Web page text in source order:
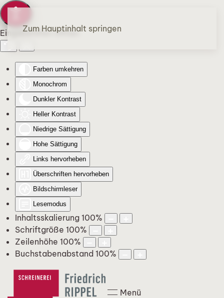
Eingabehilfen öffnen
Farben umkehren
Monochrom
Dunkler Kontrast
Heller Kontrast
Niedrige Sättigung
Hohe Sättigung
Links hervorheben
Überschriften hervorheben
Bildschirmleser
Lesemodus
Inhaltsskalierung 100%
Schriftgröße 100%
Zeilenhöhe 100%
Buchstabenabstand 100%
Zum Hauptinhalt springen
Menü